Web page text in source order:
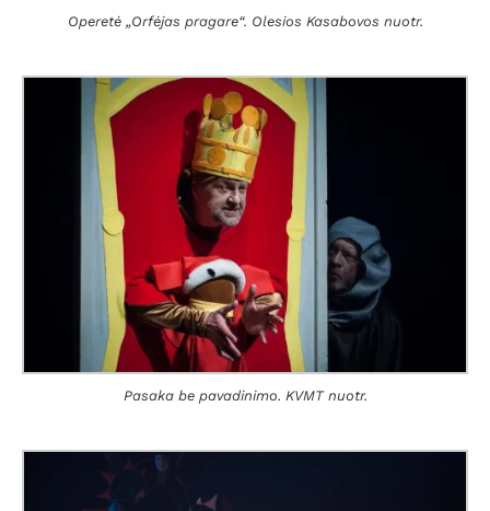
Operetė „Orfėjas pragare“. Olesios Kasabovos nuotr.
Pasaka be pavadinimo. KVMT nuotr.